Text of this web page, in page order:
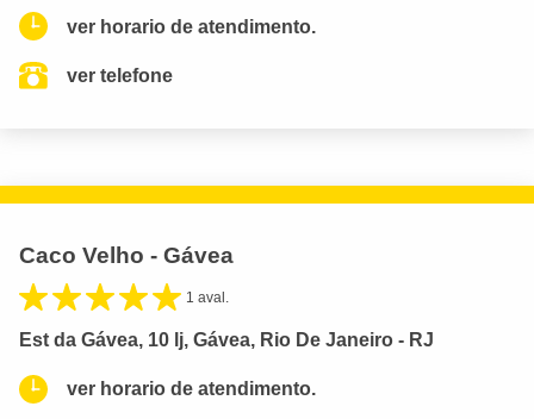
ver horario de atendimento.
ver telefone
Caco Velho - Gávea
1 aval.
Est da Gávea, 10 lj, Gávea, Rio De Janeiro - RJ
ver horario de atendimento.